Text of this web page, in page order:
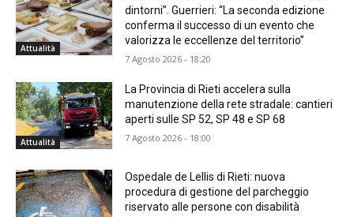
Attualità
dintorni”. Guerrieri: “La seconda edizione
conferma il successo di un evento che
valorizza le eccellenze del territorio”
7 Agosto 2026 - 18:20
Attualità
La Provincia di Rieti accelera sulla
manutenzione della rete stradale: cantieri
aperti sulle SP 52, SP 48 e SP 68
7 Agosto 2026 - 18:00
Ospedale de Lellis di Rieti: nuova
procedura di gestione del parcheggio
riservato alle persone con disabilità